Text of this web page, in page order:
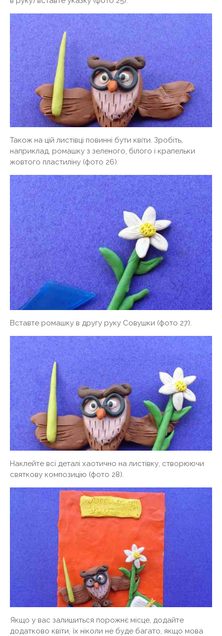
Також на цій листівці повинні бути квіти. Зробіть,
наприклад, ромашку з зеленого, білого і крапельки
жовтого пластиліну (фото 26).
Вставте ромашку в другу руку Совушки (фото 27).
Наклейте всі деталі хаотично на листівку, створюючи
святкову композицію (фото 28).
Якщо у вас залишиться порожнє місце, додайте
додатково квіти, їх ніколи не буде багато, якщо мова